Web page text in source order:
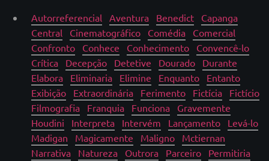
Autorreferencial Aventura Benedict
Capanga
Central
Cinematográfico Comédia
Comercial
Confronto
Conhece Conhecimento
Convencê-lo
Crítica
Decepção Detetive Dourado
Durante
Elabora
Eliminaria Elimine Enquanto
Entanto
Exibição
Extraordinária Ferimento Fictícia
Fictício
Filmografia
Franquia Funciona
Gravemente
Houdini
Interpreta Intervém Lançamento
Levá-lo
Madigan
Magicamente Maligno
Mctiernan
Narrativa
Natureza Outrora Parceiro
Permitiria